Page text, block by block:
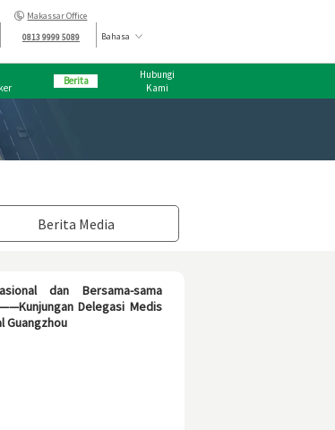
Makassar Office
0813 9999 5089
Bahasa
Berita
Hubungi
Kami
Berita Media
dan Bersama-sama
Delegasi Medis
Guangzhou